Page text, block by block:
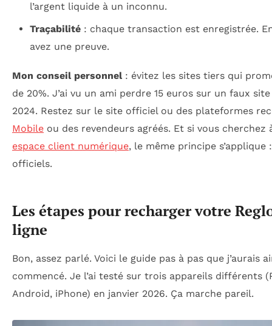
l’argent liquide à un inconnu.
Traçabilité: chaque transaction est enregistrée.
avez une preuve.
Mon conseil personnel: évitez les sites tiers qui
de 20%. J’ai vu un ami perdre 15 euros sur un faux
2024. Restez sur le site officiel ou des plateformes
Mobile ou des revendeurs agréés. Et si vous cherchez
espace client numérique, le même principe
officiels.
Les étapes pour recharger votre
ligne
Bon, assez parlé. Voici le guide pas à pas que j’aurais
commencé. Je l’ai testé sur trois appareils différents
Android, iPhone) en janvier 2026. Ça marche pareil.